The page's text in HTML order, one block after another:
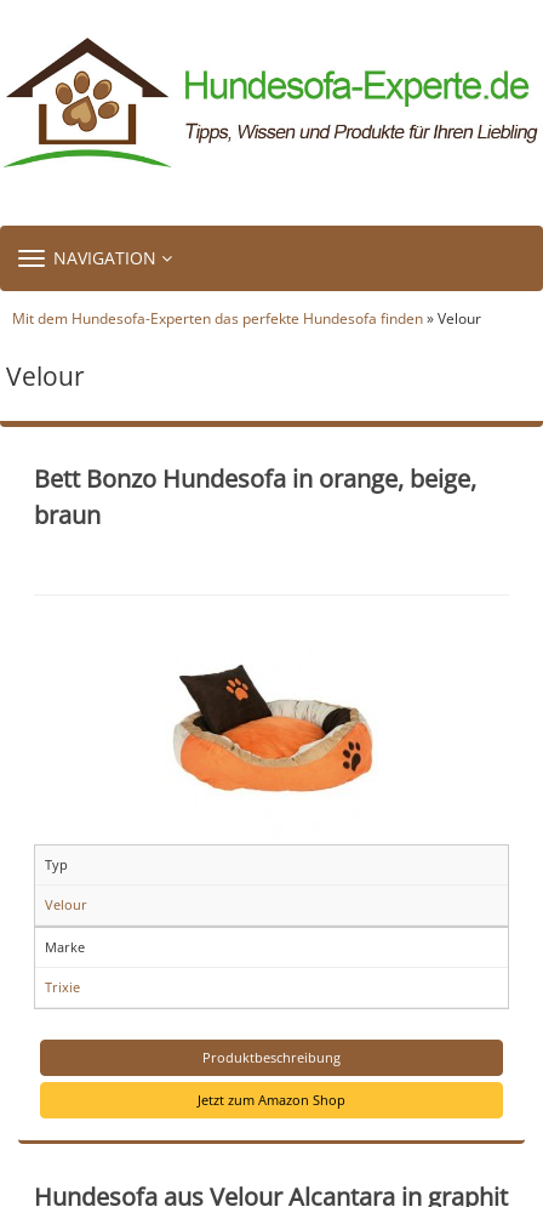
TOGGLE
NAVIGATION
Mit dem Hundesofa-Experten das perfekte Hundesofa finden» Velour
Velour
Bett Bonzo Hundesofa in orange, beige,
braun
Typ
Velour
Marke
Trixie
Produktbeschreibung
Jetzt zum Amazon Shop
Hundesofa aus Velour Alcantara in graphit